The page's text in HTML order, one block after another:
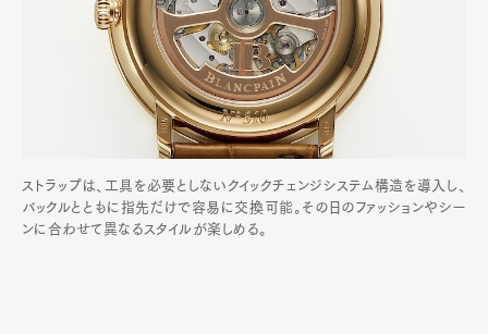
ストラップは、工具を必要としないクイックチェンジシステム構造を導入し、
バックルとともに指先だけで容易に交換可能。その日のファッションやシー
ンに合わせて異なるスタイルが楽しめる。